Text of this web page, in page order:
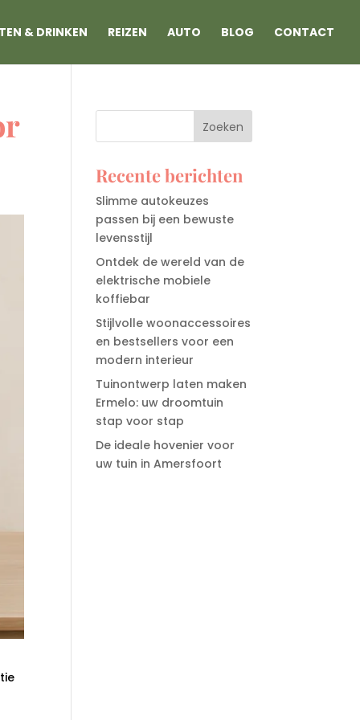
& DRINKEN REIZEN AUTO BLOG CONTACT
Recente berichten
Slimme autokeuzes
passen bij een bewuste
levensstijl
Ontdek de wereld van de
elektrische mobiele
koffiebar
Stijlvolle woonaccessoires
en bestsellers voor een
modern interieur
Tuinontwerp laten maken
Ermelo: uw droomtuin
stap voor stap
De ideale hovenier voor
uw tuin in Amersfoort